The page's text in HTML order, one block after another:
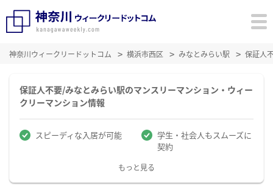
神奈川ウィークリードットコム 横浜市西区 みなとみらい駅 保証人
保証人不要/みなとみらい駅のマンスリーマンション・ウィー
クリーマンション情報
スピーディな入居が可能
学生・社会人もスムーズに
契約
もっと見る